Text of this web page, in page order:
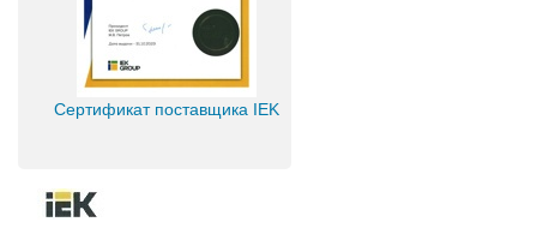
Сертификат поставщика IEK